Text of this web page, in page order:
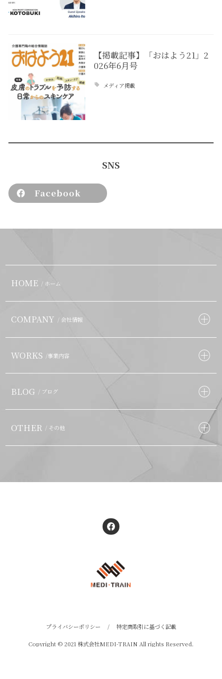
【掲載記事】「おはよう21」2
026年6月号
メディア掲載
SNS
Facebook
HOME / ホーム
COMPANY / 会社情報
WORKS /事業内容
BLOG / ブログ
OTHER / その他
プライバシーポリシー / 特定商取引に基づく記載
Copyright © 2021 株式会社MEDI-TRAIN All rights Reserved.